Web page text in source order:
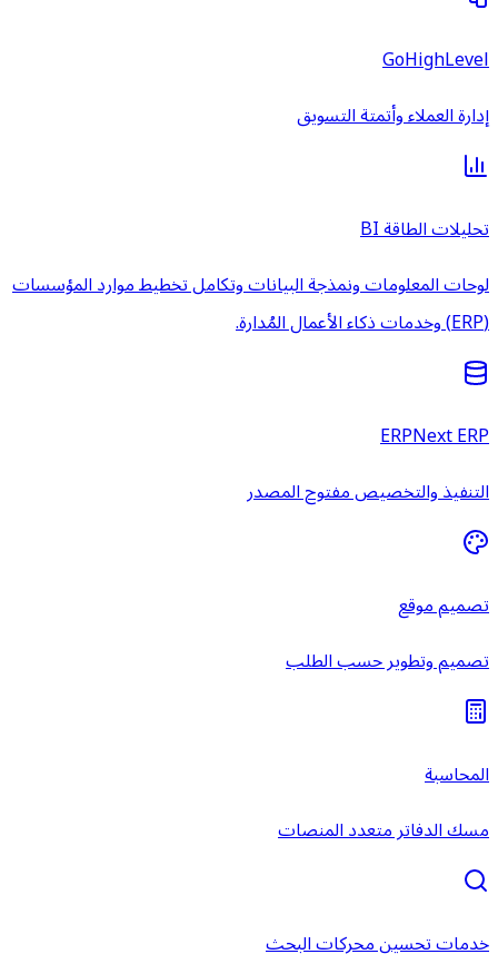
GoHighLevel
إدارة العملاء وأتمتة التسويق
تحليلات الطاقة BI
لوحات المعلومات ونمذجة البيانات وتكامل تخطيط موارد المؤسسات
(ERP) وخدمات ذكاء الأعمال المُدارة.
ERPNext ERP
التنفيذ والتخصيص مفتوح المصدر
تصميم موقع
تصميم وتطوير حسب الطلب
المحاسبة
مسك الدفاتر متعدد المنصات
خدمات تحسين محركات البحث